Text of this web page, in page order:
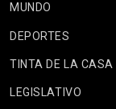
MUNDO
DEPORTES
TINTA DE LA CASA
LEGISLATIVO